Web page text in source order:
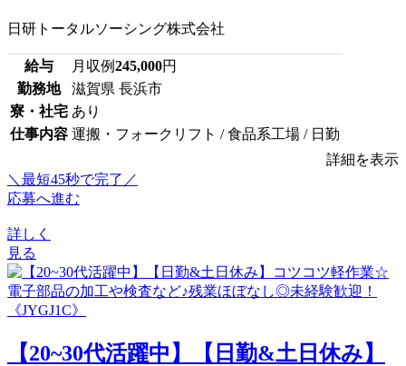
日研トータルソーシング株式会社
給与 月収例245,000円
勤務地
滋賀県 長浜市
寮・社宅 あり
仕事内容 運搬・フォークリフト / 食品系工場 / 日勤
詳細を表示
＼最短45秒で完了／
応募へ進む
詳しく
見る
【20~30代活躍中】【日勤&土日休み】